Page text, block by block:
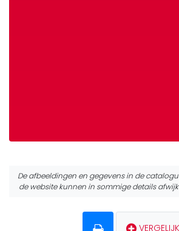
De afbeeldingen en gegevens in de
de website kunnen in sommige details
VERGELIJK